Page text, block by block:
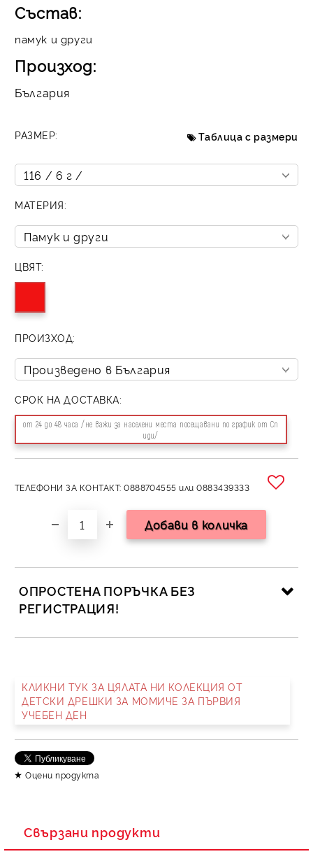
Състав:
памук и други
Произход:
България
РАЗМЕР: Таблица с размери
МАТЕРИЯ:
ЦВЯТ:
ПРОИЗХОД:
СРОК НА ДОСТАВКА:
от 24 до 48 часа /не важи за населени места посещавани по график от Сп
иди/
ТЕЛЕФОНИ ЗА КОНТАКТ: 0888704555 или 0883439333
ОПРОСТЕНА ПОРЪЧКА БЕЗ
РЕГИСТРАЦИЯ!
Съгласен съм с
Ние ще се свържем с вас в рамките на работния ден.
КЛИКНИ ТУК ЗА ЦЯЛАТА НИ КОЛЕКЦИЯ ОТ
ДЕТСКИ ДРЕШКИ ЗА МОМИЧЕ ЗА ПЪРВИЯ
УЧЕБЕН ДЕН
Оцени продукта
Свързани продукти